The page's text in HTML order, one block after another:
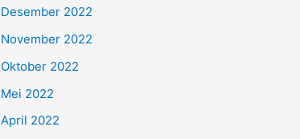
Desember 2022
November 2022
Oktober 2022
Mei 2022
April 2022